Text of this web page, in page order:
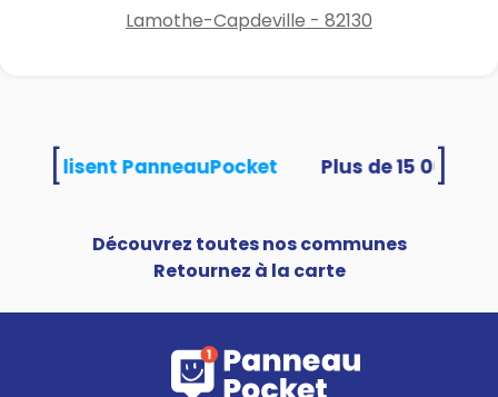
Lamothe-Capdeville - 82130
utilisent PanneauPocket
Découvrez toutes nos communes
Retournez à la carte